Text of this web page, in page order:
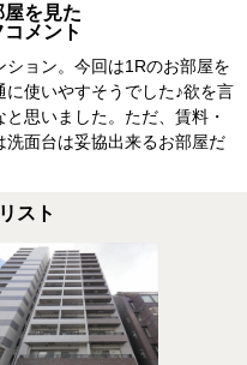
屋を見た
メント
ョン。今回は1Rのお部屋を
使いやすそうでした♪欲を言
思いました。ただ、賃料・
面台は妥協出来るお部屋だ
スト